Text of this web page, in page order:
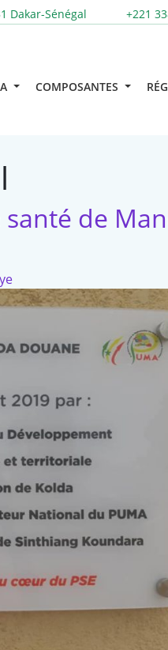
Dakar-Sénégal +221
COMPOSANTES
de